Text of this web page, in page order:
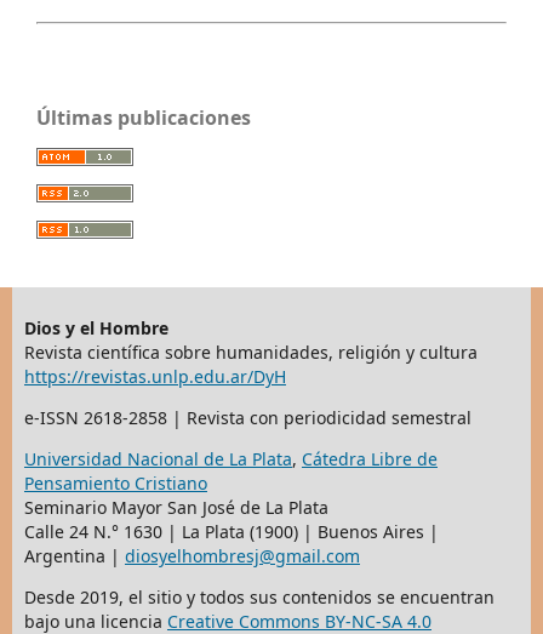
Últimas publicaciones
Dios y el Hombre
Revista científica sobre humanidades, religión y cultura
https://revistas.unlp.edu.ar/DyH
e-ISSN 2618-2858 | Revista con periodicidad semestral
Universidad Nacional de La Plata, Cátedra Libre de
Pensamiento Cristiano
Seminario Mayor San José de La Plata
Calle 24 N.° 1630 | La Plata (1900) | Buenos Aires |
Argentina | diosyelhombresj@gmail.com
Desde 2019, el sitio y todos sus contenidos se encuentran
bajo una licencia Creative Commons BY-NC-SA 4.0